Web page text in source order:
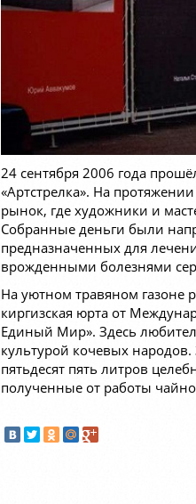
24 сентября 2006 года
«Артстрелка». На
рынок, где художники и
Собранные деньги были
предназначенных для
врожденными болезнями
На уютном травяном газоне
киргизская юрта от
Единый Мир». Здесь
культурой кочевых
пятьдесят пять литров
полученные от работы